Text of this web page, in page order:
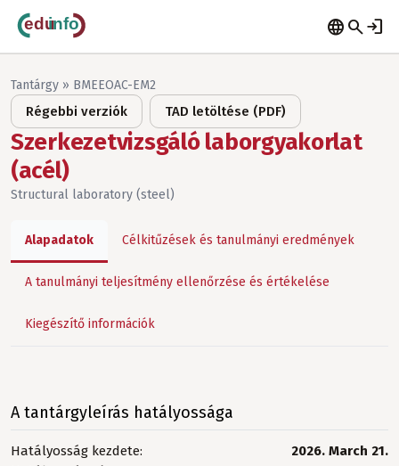
languagesearchlogin
Tantárgy » BMEEOAC-EM2
Régebbi verziók TAD letöltése (PDF)
Szerkezetvizsgáló laborgyakorlat
(acél)
Structural laboratory (steel)
Alapadatok Célkitűzések és tanulmányi eredmények
A tanulmányi teljesítmény ellenőrzése és értékelése
Kiegészítő információk
A tantárgyleírás hatályossága
Hatályosság kezdete:
2026. March 21.